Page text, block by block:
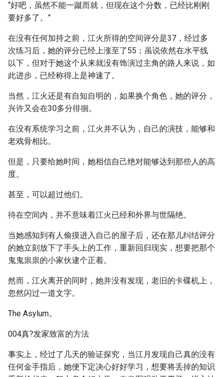
“好吧，虽然不能一蹴而就，但现在这个分数，已经比刚刚
要好多了。”
在没有任何加持之前，江火所得的空间评分是37，经过多
次练习后，她的评分已经上涨至了55；虽说依然在水平线
以下，但对于她这个从来就没有饰演过主角的路人来说，如
此进步，已经称得上是神速了。
当然，江火还是有自知自明的，如果换个角色，她的评分，
兴许又会在30多分徘徊。
在没有系统学习之前，江火并不认为，自己的演技，能够和
老戏骨相比。
但是，只要给她时间，她相信自己绝对能够达到那些人的高
度。
甚至，可以超过他们。
待在空间内，并不意味着江火已经和外界与世隔绝。
当她感知到有人偷摸进入自己的屋子后，还在那儿纠结评分
的她立刻放下了手头上的工作，重新回归现实，想要把那个
鬼鬼祟祟的小家伙逮个正着。
然而，江火离开的同时，她并没有发现，老旧的卡碟机上，
忽然闪过一道文字。
The Asylum。
004真?发家致富的方法
事实上，经过了几天的验证探究，当江月发现自己真的没有
任何金手指后，她便下定决心好好学习，想要将丢掉的知识